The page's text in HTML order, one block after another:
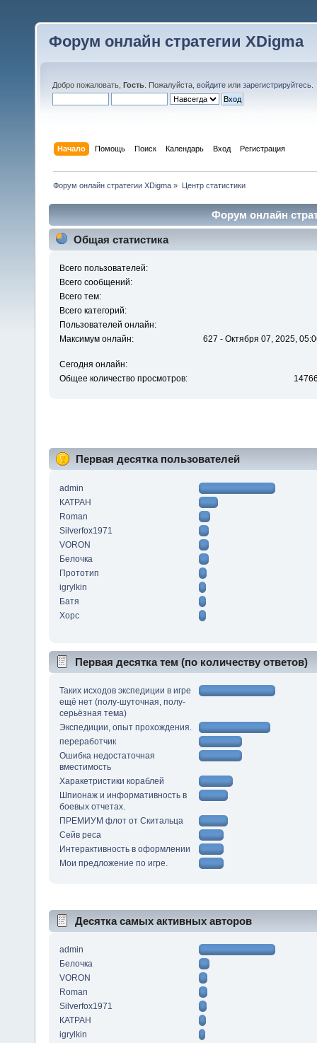
Форум онлайн стратегии XDigma
Добро пожаловать, Гость . Пожалуйста, войдите или зарегистрируйтесь
Начало Помощь Поиск Календарь Вход Регистрация
Форум онлайн стратегии XDigma » Центр статистики
Форум онлайн
Общая статистика
Всего пользователей:
Всего сообщений:
Всего тем:
Всего категорий:
Пользователей онлайн:
Максимум онлайн:
627 - Октября 07, 2025,
Сегодня онлайн:
Общее количество просмотров:
Первая десятка пользователей
admin
КАТРАН
Roman
Silverfox1971
VORON
Белочка
Прототип
igrylkin
Батя
Xopc
Первая десятка тем (по количеству ответов)
Таких исходов экспедиции в игре
ещё нет (полу-шуточная, полу-
серьёзная тема)
Экспедиции, опыт прохождения.
переработчик
Ошибка недостаточная
вместимость
Харакетристики кораблей
Шпионаж и информативность в
боевых отчетах.
ПРЕМИУМ флот от Скитальца
Сейв реса
Интерактивность в оформлении
Мои предложение по игре.
Десятка самых активных авторов
admin
Белочка
VORON
Roman
Silverfox1971
КАТРАН
igrylkin